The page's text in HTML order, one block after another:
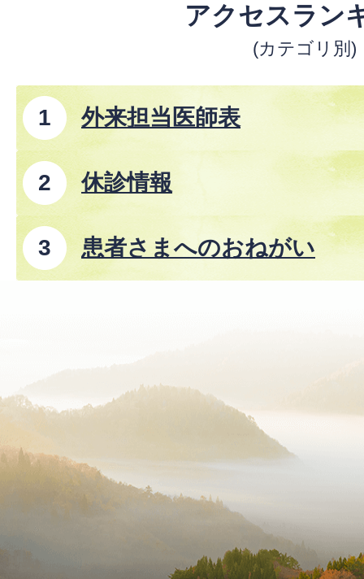
アクセスラン
(カテゴリ別)
外来担当医師表
休診情報
患者さまへのおねがい